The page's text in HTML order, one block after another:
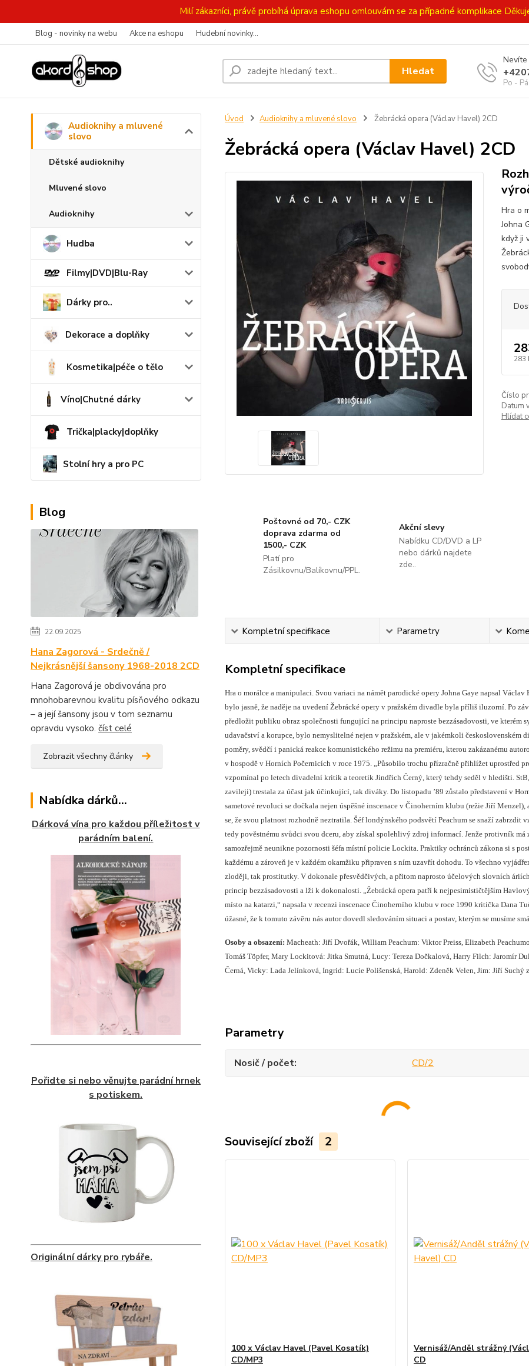
Milí zákazníci, právě probíhá úprava eshopu omlouvám se za případné komplikace
Blog - novinky na webu Akce na eshopu Hudební novinky...
Hledat
Nevíte
Po -
Audioknihy a mluvené
slovo
Dětské audioknihy
Mluvené slovo
Audioknihy
Hudba
Filmy|DVD|Blu-Ray
Dárky pro..
Dekorace a doplňky
Kosmetika|péče o tělo
Víno|Chutné dárky
Trička|placky|doplňky
Stolní hry a pro PC
Blog
22.09.2025
Hana Zagorová - Srdečně /
Nejkrásnější šansony 1968-2018 2CD
Hana Zagorová je obdivována pro
mnohobarevnou kvalitu písňového odkazu
– a její šansony jsou v tom seznamu
opravdu vysoko. číst celé
Zobrazit všechny články
Nabídka dárků...
Dárková vína pro každou příležitost v
parádním balení.
Pořidte si nebo věnujte parádní hrnek
s potiskem.
Originální dárky pro rybáře.
Úvod Audioknihy a mluvené slovo Žebrácká opera (Václav Havel) 2CD
Žebrácká opera (Václav Havel) 2CD
Hra o
Johna
když ji
283
Číslo
Datum
Hlídat
Poštovné od 70,- CZK
doprava zdarma od
1500,- CZK
Platí pro
Zásilkovnu/Balíkovnu/PPL.
Akční slevy
Nabídku CD/DVD a LP
nebo dárků najdete
zde..
Kompletní specifikace Parametry
Kompletní specifikace
Hra o morálce a manipulaci. Svou variaci na námět parodické opery Johna Gaye napsal
bylo jasně, že naděje na uvedení Žebrácké opery v pražském divadle byla příliš iluzorní. Po
předložit publiku obraz společnosti fungující na principu naproste bezzásadovosti, ve kterém
udavačství a korupce, bylo nemyslitelné nejen v pražském, ale v jakémkoli
poměry, svědčí i panická reakce komunistického režimu na premiéru, kterou zakázanému
v hospodě v Horních Počernicích v roce 1975. „Působilo trochu přízračně přihlížet
vzpomínal po letech divadelní kritik a teoretik Jindřich Černý, který tehdy seděl v hledišti.
zavileji) trestala za účast jak účinkující, tak diváky. Do listopadu ’89 zůstalo představení v
sametové revoluci se dočkala nejen úspěšné inscenace v Činoherním klubu (režie Jiří
se, že svou platnost rozhodně neztratila. Šéf londýnského podsvětí Peachum se snaží
tedy pověstnému svůdci svou dceru, aby získal spolehlivý zdroj informací. Jenže protivník má
samozřejmě neunikne pozornosti šéfa místní policie Lockita. Praktiky ochránců zákona si s
každému a zároveň je v každém okamžiku připraven s ním uzavřít dohodu. To všechno
zloději, tak prostitutky. V dokonale přesvědčivých, a přitom naprosto účelových slovních
princip bezzásadovosti a lži k dokonalosti. „Žebrácká opera patří k nejpesimističtějším
místo na katarzi,“ napsala v recenzi inscenace Činoherního klubu v roce 1990 kritička Dana
úžasné, že k tomuto závěru nás autor dovedl sledováním situaci a postav, kterým se musíme
Osoby a obsazení: Macheath: Jiří Dvořák, William Peachum: Viktor Preiss, Elizabeth
Tomáš Töpfer, Mary Lockitová: Jitka Smutná, Lucy: Tereza Dočkalová, Harry Filch: Jaromír
Černá, Vicky: Lada Jelínková, Ingrid: Lucie Polišenská, Harold: Zdeněk Velen, Jim: Jiří Suchý
Parametry
Nosič / počet CD/2
Související zboží 2
100 x Václav Havel (Pavel Kosatík)
CD/MP3
Vernisáž/Anděl strážný
CD